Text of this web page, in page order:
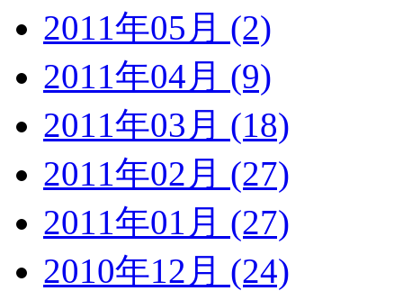
2011年05月 (2)
2011年04月 (9)
2011年03月 (18)
2011年02月 (27)
2011年01月 (27)
2010年12月 (24)